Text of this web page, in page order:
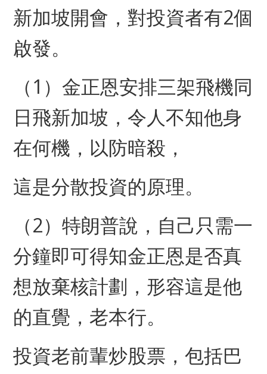
新加坡開會，對投資者有2個
啟發。
（1）金正恩安排三架飛機同
日飛新加坡，令人不知他身
在何機，以防暗殺，
這是分散投資的原理。
（2）特朗普說，自己只需一
分鐘即可得知金正恩是否真
想放棄核計劃，形容這是他
的直覺，老本行。
投資老前輩炒股票，包括巴